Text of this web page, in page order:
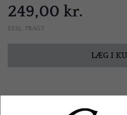
249,00 kr.
EKSL. FRAGT
LÆG I